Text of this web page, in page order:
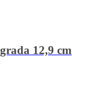
12,9 cm